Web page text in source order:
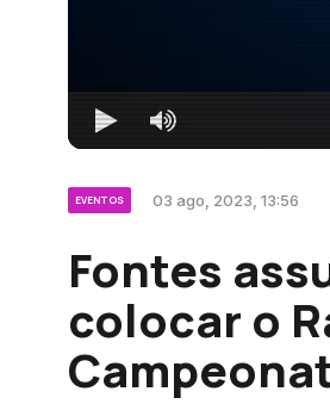
EVENTOS 03 ago, 2023, 13:56
Fontes
colocar o